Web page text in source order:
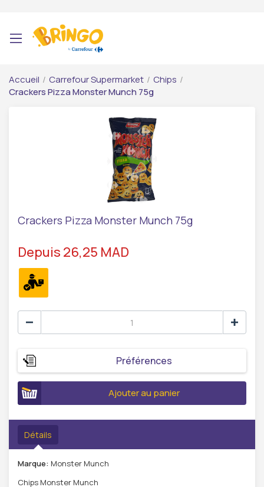
Accueil / Carrefour Supermarket / Chips /
Crackers Pizza Monster Munch 75g
Crackers Pizza Monster Munch 75g
Depuis 26,25 MAD
Préférences
Ajouter au panier
Détails
Marque: Monster Munch
Chips Monster Munch